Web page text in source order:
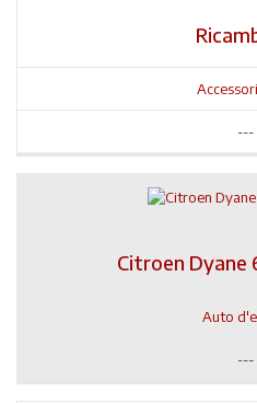
---
Citroen Dyane
Auto
---